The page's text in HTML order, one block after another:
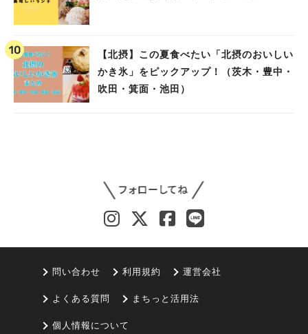
【北摂】この夏食べたい「北摂のおいしい
かき氷」をピックアップ！（茨木・豊中・
吹田・箕面・池田）
問い合わせ 利用規約 運営会社
よくある質問 まちっと活用法
個人情報について